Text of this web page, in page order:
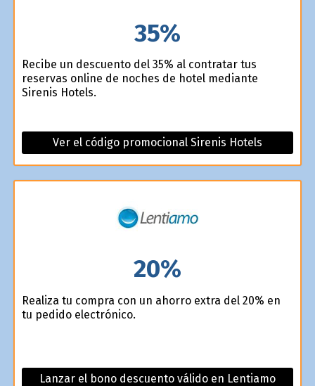
35%
Recibe un descuento del 35% al contratar tus
reservas online de noches de hotel mediante
Sirenis Hotels.
Ver el código promocional Sirenis Hotels
20%
Realiza tu compra con un ahorro extra del 20% en
tu pedido electrónico.
Lanzar el bono descuento válido en Lentiamo